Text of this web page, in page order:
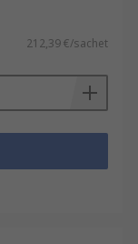
212,39 €/sachet